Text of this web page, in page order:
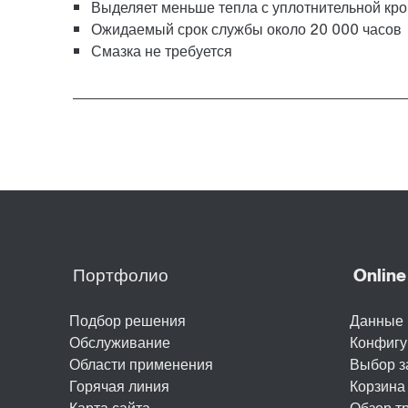
Выделяет меньше тепла с уплотнительной
Ожидаемый срок службы около 20 000 часов
Смазка не требуется